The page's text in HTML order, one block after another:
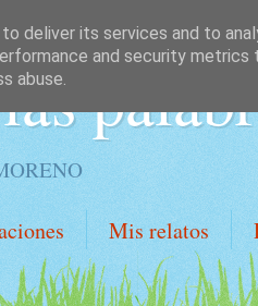
Mis relatos
deliver its services and to
and security
abuse.